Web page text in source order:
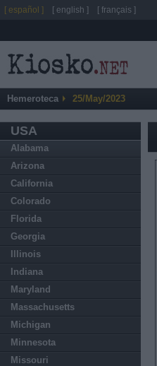
Hemeroteca 25/May/2023
USA
Alabama
Arizona
California
Colorado
Florida
Georgia
Illinois
Indiana
Maryland
Massachusetts
Michigan
Minnesota
Missouri
[ español ] [ english ] [ français ]